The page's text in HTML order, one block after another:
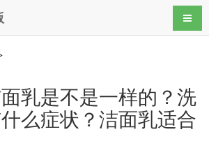
导航
乳是不是一样的？洗
么症状？洁面乳适合